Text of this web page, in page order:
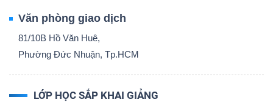
Văn phòng giao dịch
81/10B Hồ Văn Huê,
Phường Đức Nhuận, Tp.HCM
LỚP HỌC SẮP KHAI GIẢNG